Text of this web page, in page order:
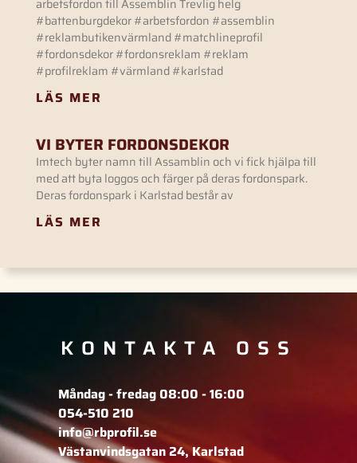
arbetsfordon till Assemblin Trevlig helg
#battenburgdekor #arbetsfordon #assemblin
#reklambutikenvärmland #matchlineprofil
#fordonsdekor #fordonsreklam #reklam
#profilreklam #värmland #karlstad
LÄS MER
VI BYTER FORDONSDEKOR
Imtech byter namn till Assamblin och vi fick hjälpa till
med att byta loggos och färger på deras fordonspark.
Deras fordonspark i Karlstad består av
LÄS MER
KONTAKTA OSS
Måndag - fredag 08:00 - 16:00
054-510 210
info@rbprofil.se
Västanvindsgatan 24, Karlstad